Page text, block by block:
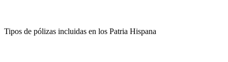
Tipos de pólizas incluidas en los Patria Hispana